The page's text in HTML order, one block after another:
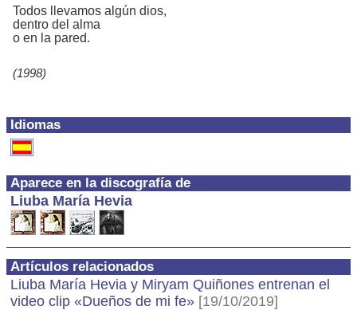
Idiomas
Aparece en la discografía de
Liuba María Hevia
Artículos relacionados
Liuba María Hevia y Miryam Quiñones entrenan el
video clip «Dueños de mi fe» [19/10/2019]
Todos llevamos algún dios,
dentro del alma
o en la pared.
(1998)